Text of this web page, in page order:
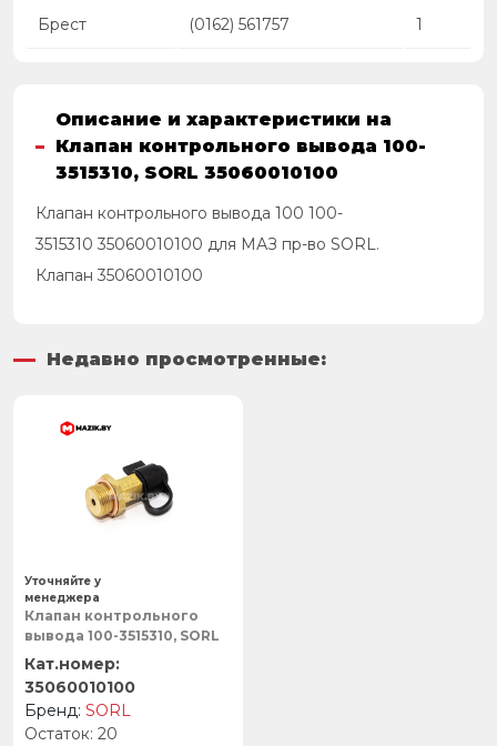
Брест (0162) 561757 1
Описание и характеристики на
Клапан контрольного вывода 100-
3515310, SORL 35060010100
Клапан контрольного вывода 100 100-
3515310 35060010100 для МАЗ пр-во SORL.
Клапан 35060010100
Недавно просмотренные:
Клапан контрольного
вывода 100-3515310, SORL
35060010100
SORL
20
Уточняйте у
менеджера